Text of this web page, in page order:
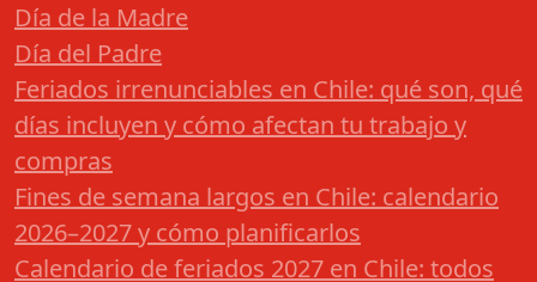
Día de la Madre
Día del Padre
Feriados irrenunciables en Chile: qué son, qué
días incluyen y cómo afectan tu trabajo y
compras
Fines de semana largos en Chile: calendario
2026–2027 y cómo planificarlos
Calendario de feriados 2027 en Chile: todos